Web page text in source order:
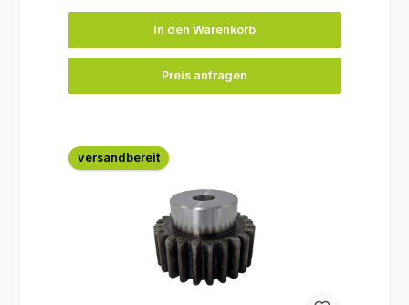
In den Warenkorb
Preis anfragen
versandbereit